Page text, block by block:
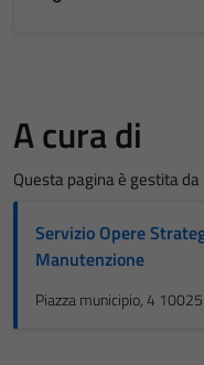
A cura di
Questa pagina è gestita da
Servizio Opere
Manutenzione
Piazza municipio, 4